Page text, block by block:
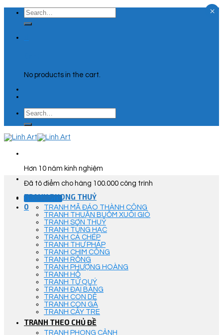
Skip
content
Search
for:
No products in the cart.
Search
for:
Hơn 10 năm kinh nghiệm
Đã tô điểm cho hàng 100.000 công trình
Góc Tư Vấn
0
TRANH PHONG THUỶ
TRANH MÃ ĐÁO THÀNH CÔNG
TRANH THUẬN BUỒM XUÔI GIÓ
TRANH SƠN THUỶ
TRANH TÙNG HẠC
TRANH CÁ CHÉP
TRANH THƯ PHÁP
TRANH CHIM CÔNG
TRANH RỒNG
TRANH PHƯỢNG HOÀNG
TRANH HỔ
TRANH TỨ QUÝ
TRANH ĐẠI BÀNG
TRANH CON DÊ
TRANH CON GÀ
TRANH CÂY TRE
TRANH THEO CHỦ ĐỀ
TRANH PHONG CẢNH
×